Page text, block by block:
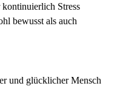
Stress
bewusst als auch
und glücklicher Mensch